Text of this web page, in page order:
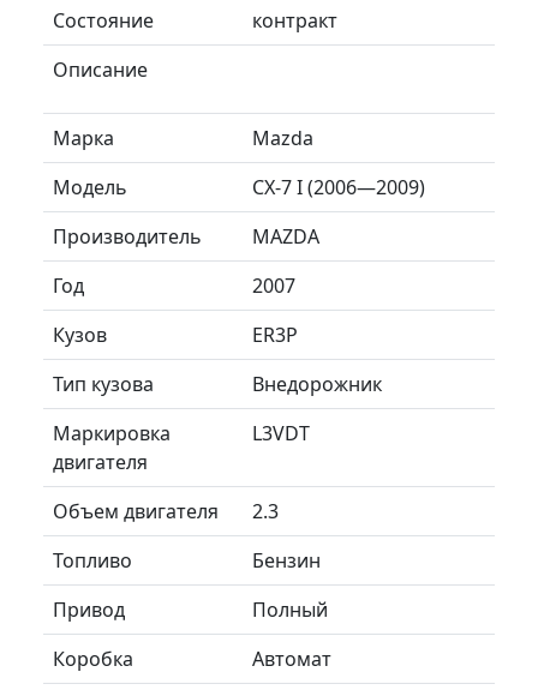
Состояние
контракт
Описание
Марка
Mazda
Модель
CX-7 I (2006—2009)
Производитель
MAZDA
Год
2007
Кузов
ER3P
Тип кузова
Внедорожник
Маркировка
двигателя
L3VDT
Объем двигателя
2.3
Топливо
Бензин
Привод
Полный
Коробка
Автомат